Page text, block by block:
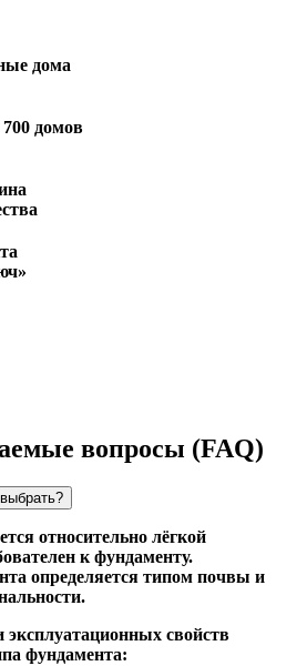
дома
домов
вопросы (FAQ)
относительно лёгкой
к фундаменту.
определяется типом почвы и
свойств
фундамента: